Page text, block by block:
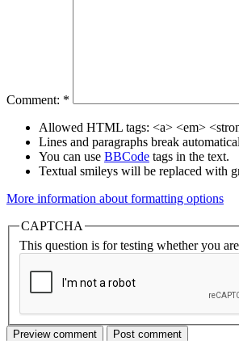
Comment: *
Allowed HTML tags: <a> <em>
Lines and paragraphs break
You can use BBCode tags in the text.
Textual smileys will be replaced with
More information about formatting options
CAPTCHA
This question is for testing whether you